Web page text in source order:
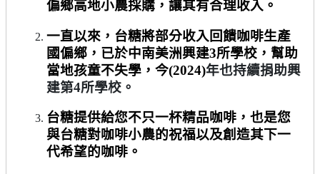
偏鄉高地小農採購，讓其有合理收入。
一直以來，台糖將部分收入回饋咖啡生產
國偏鄉，已於中南美洲興建3所學校，幫助
當地孩童不失學，今(2024)年也持續捐助興
建第4所學校。
台糖提供給您不只一杯精品咖啡，也是您
與台糖對咖啡小農的祝福以及創造其下一
代希望的咖啡。